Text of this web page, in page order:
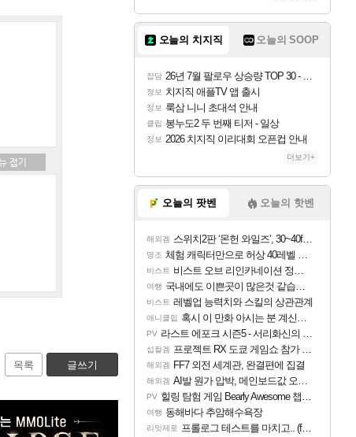
목록 글쓰기
오늘의 치지직 오늘의 SOOP
잡담 26년 7월 팔로우 상승량 TOP 30 - 월간 치지직
정보 치지직 애플TV 앱 출시
정보 룩삼 니니 초대석 안내
클립 봉누도2 두 번째 티저 - 일상
정보 2026 치지직 이리대회 오픈컵 안내
더보기+
오늘의 팟벤 오늘의 핫벤
해외겜 스위치2판 ‘몬헌 와일즈’, 30~40fps 목표 추정
명조 체험 캐릭터만으로 허상 40레벨 하이와티아 5분 컷!｜에이메스·린네·모니에 명함
비스트 비스트 오브 리인카네이션 정보/공략글 모음
여행 국내에도 이쁜곳이 많은것 같습니다
비스트 레벨업 능력치와 스킬의 상관관계
애니클립 혹시 이 만화 아시는 분 계신가요
PV 라스트 에포크 시즌5 - 서리화신의 분노 티저
섭컬겜 프로젝트 RX 도쿄 게임쇼 참가 결정
해외겜 FF7 외전 세계관, 완결편에 집결
해외겜 AI발 원가 압박, 메인보드값 오르나
PV 힐링 탐험 게임 Bearly Awesome 챕터 1 트레일러
여행 동해바다 추암해수욕장
리밋제로 프롤로그 테스트를 마치고.. (feat. 리아)